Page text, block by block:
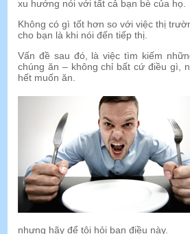
xu hướng nói với tất cả bạn bè của họ.
Không có gì tốt hơn so với việc thị
cho bạn là khi nói đến tiếp thị.
Vấn đề sau đó, là việc tìm kiếm
chúng ăn – không chỉ bất cứ điều gì,
hết muốn ăn.
nhưng hãy để tôi hỏi bạn điều này.